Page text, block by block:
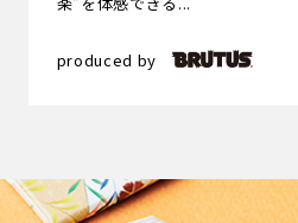
produced by